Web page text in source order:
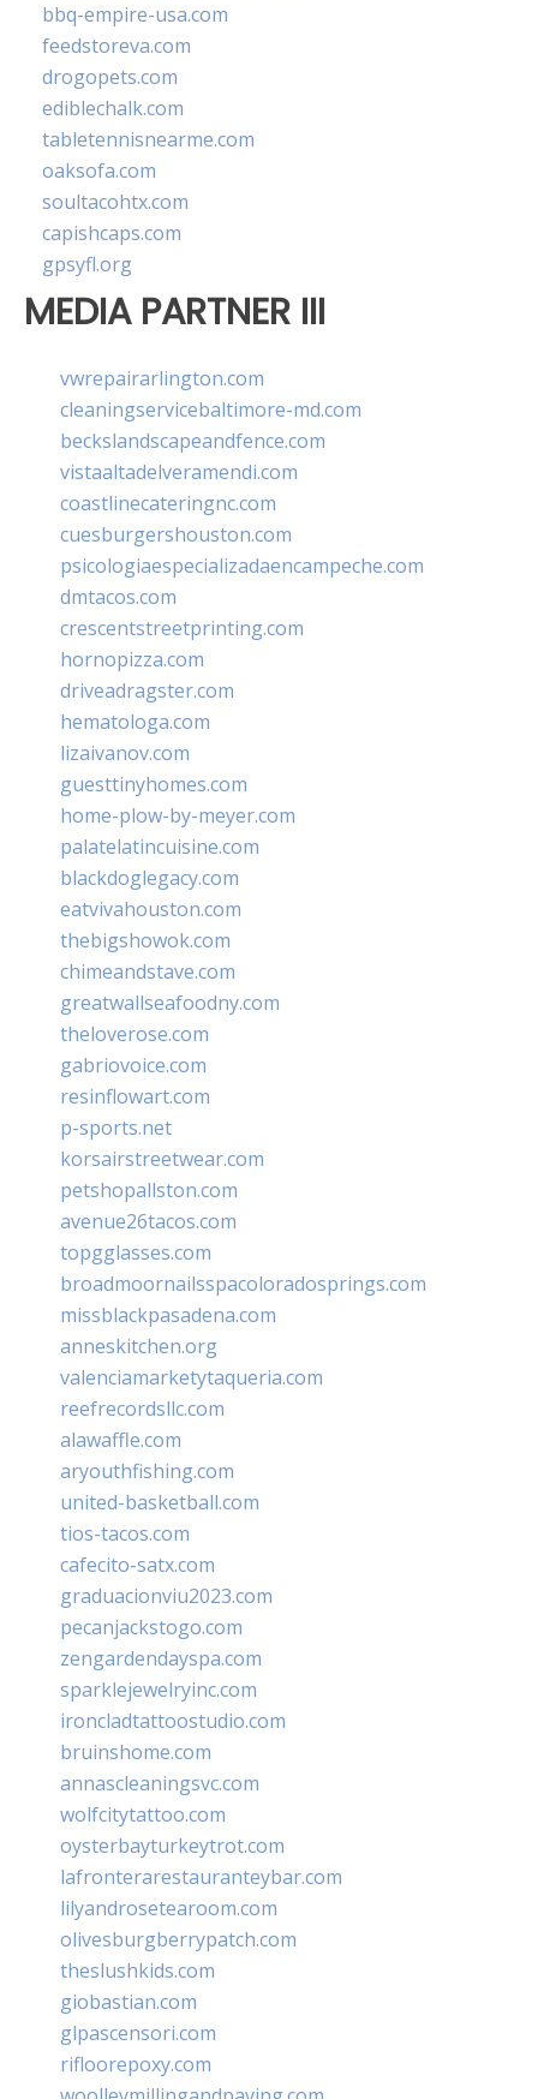
bbq-empire-usa.com
feedstoreva.com
drogopets.com
ediblechalk.com
tabletennisnearme.com
oaksofa.com
soultacohtx.com
capishcaps.com
gpsyfl.org
MEDIA PARTNER III
vwrepairarlington.com
cleaningservicebaltimore-md.com
beckslandscapeandfence.com
vistaaltadelveramendi.com
coastlinecateringnc.com
cuesburgershouston.com
psicologiaespecializadaencampeche.com
dmtacos.com
crescentstreetprinting.com
hornopizza.com
driveadragster.com
hematologa.com
lizaivanov.com
guesttinyhomes.com
home-plow-by-meyer.com
palatelatincuisine.com
blackdoglegacy.com
eatvivahouston.com
thebigshowok.com
chimeandstave.com
greatwallseafoodny.com
theloverose.com
gabriovoice.com
resinflowart.com
p-sports.net
korsairstreetwear.com
petshopallston.com
avenue26tacos.com
topgglasses.com
broadmoornailsspacoloradosprings.com
missblackpasadena.com
anneskitchen.org
valenciamarketytaqueria.com
reefrecordsllc.com
alawaffle.com
aryouthfishing.com
united-basketball.com
tios-tacos.com
cafecito-satx.com
graduacionviu2023.com
pecanjackstogo.com
zengardendayspa.com
sparklejewelryinc.com
ironcladtattoostudio.com
bruinshome.com
annascleaningsvc.com
wolfcitytattoo.com
oysterbayturkeytrot.com
lafronterarestauranteybar.com
lilyandrosetearoom.com
olivesburgberrypatch.com
theslushkids.com
giobastian.com
glpascensori.com
rifloorepoxy.com